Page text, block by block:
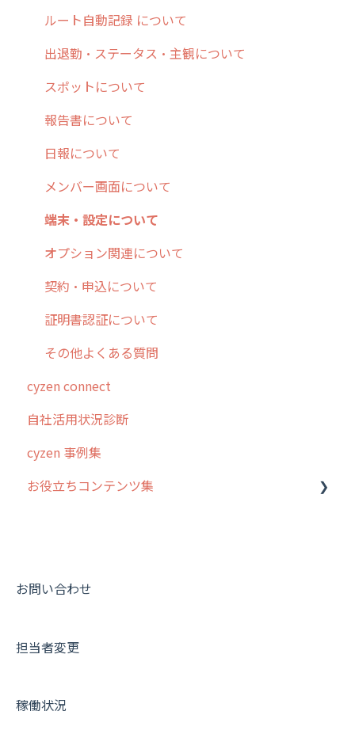
8. 用語集
9. もっと便利に利用するための設定
10.ユーザー向けおすすめの使い方
【業界業種別】cyzen設定方法
勤怠管理
活動通知
パフォーマンス
帳票出力
メッセージ・ファイル添付
商品
各種設定・その他
履歴
メンバー
メッセージ
パフォーマンス
外部リンク
お知らせ
設定
報告書・行動種別
ユーザー・グループ管理
メッセージ機能
活動通知
内線電話
商品
各種設定・ログイン
写真管理・高画質化
ダッシュボード（BI）・パフォーマンス
連携オプション
その他オプション
IP接続制限・端末認証設定
契約・その他
ルート自動記録 について
出退勤・ステータス・主観について
スポットについて
報告書について
日報について
メンバー画面について
端末・設定について
オプション関連について
契約・申込について
証明書認証について
その他よくある質問
cyzen connect
自社活用状況診断
cyzen 事例集
お役立ちコンテンツ集
動画集：共通
お問い合わせ
担当者変更
稼働状況